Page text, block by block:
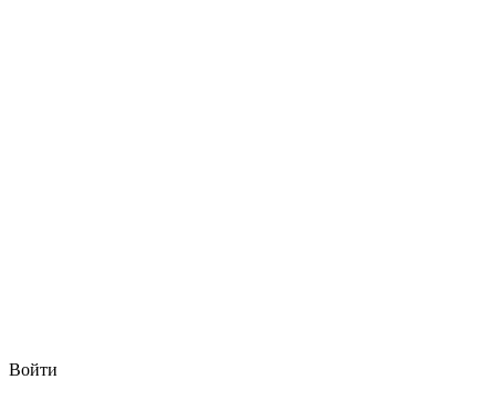
Войти